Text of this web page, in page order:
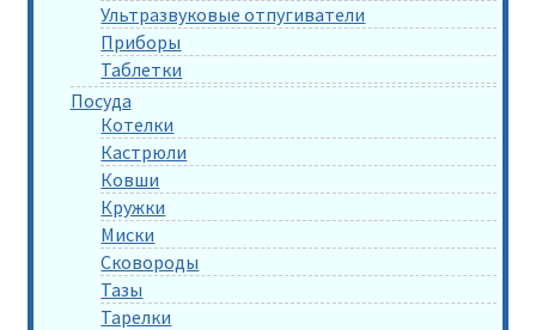
Ультразвуковые отпугиватели
Приборы
Таблетки
Посуда
Котелки
Кастрюли
Ковши
Кружки
Миски
Сковороды
Тазы
Тарелки